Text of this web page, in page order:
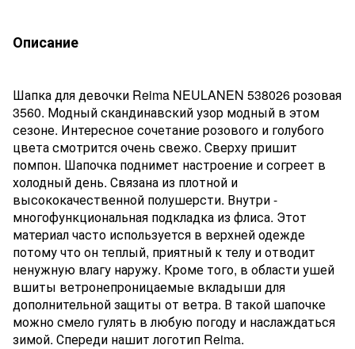
Описание
Шапка для девочки Reima NEULANEN 538026 розовая
3560. Модный скандинавский узор модный в этом
сезоне. Интересное сочетание розового и голубого
цвета смотрится очень свежо. Сверху пришит
помпон. Шапочка поднимет настроение и согреет в
холодный день. Связана из плотной и
высококачественной полушерсти. Внутри -
многофункциональная подкладка из флиса. Этот
материал часто используется в верхней одежде
потому что он теплый, приятный к телу и отводит
ненужную влагу наружу. Кроме того, в области ушей
вшиты ветронепроницаемые вкладыши для
дополнительной защиты от ветра. В такой шапочке
можно смело гулять в любую погоду и наслаждаться
зимой. Спереди нашит логотип Reima.